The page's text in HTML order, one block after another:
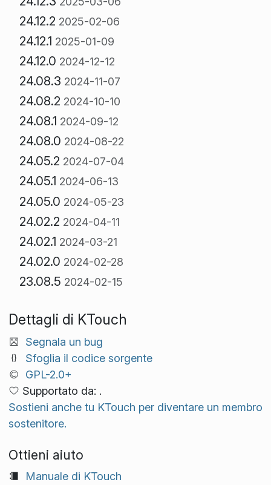
24.12.2 2025-02-06
24.12.1 2025-01-09
24.12.0 2024-12-12
24.08.3 2024-11-07
24.08.2 2024-10-10
24.08.1 2024-09-12
24.08.0 2024-08-22
24.05.2 2024-07-04
24.05.1 2024-06-13
24.05.0 2024-05-23
24.02.2 2024-04-11
24.02.1 2024-03-21
24.02.0 2024-02-28
23.08.5 2024-02-15
Dettagli di KTouch
Segnala un bug
Sfoglia il codice sorgente
GPL-2.0+
Supportato da: .
Sostieni anche tu KTouch per diventare un membro
sostenitore.
Ottieni aiuto
Manuale di KTouch